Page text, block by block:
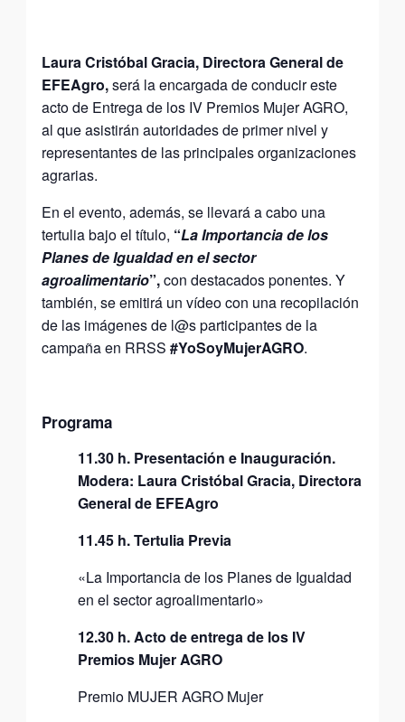
Laura Cristóbal Gracia, Directora General de
EFEAgro,será la encargada de conducir este
acto de Entrega de los IV Premios Mujer AGRO,
al que asistirán autoridades de primer nivel y
representantes de las principales organizaciones
agrarias.
En el evento, además, se llevará a cabo una
tertulia bajo el título, “La Importancia de los
Planes de Igualdad en el sector
agroalimentario”,con destacados ponentes. Y
también, se emitirá un vídeo con una recopilación
de las imágenes de l@s participantes de la
campaña en RRSS#YoSoyMujerAGRO.
Programa
11.30 h. Presentación e Inauguración.
Modera: Laura Cristóbal Gracia, Directora
General de EFEAgro
11.45 h. Tertulia Previa
«La Importancia de los Planes de Igualdad
en el sector agroalimentario»
12.30 h. Acto de entrega de los IV
Premios Mujer AGRO
Premio MUJER AGRO Mujer